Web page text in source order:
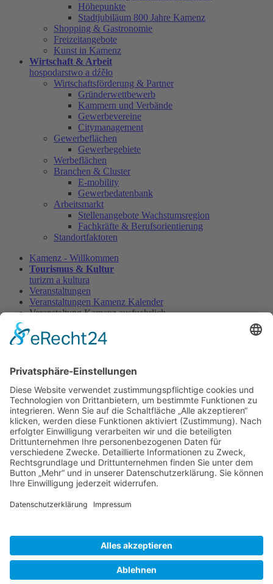
Höhepunkte
Stadtjubiläum 800 Jahre Kamenz
Shopping & Gastronomie
Freizeitangebote
Kunst in Kamenz
Wirtschaft & Arbeit
hospodarstwo a dźěło
Wirtschaftsförderung & Partner
Gründerwettbewerb
Kammern und Verbände
Gewerbevereine
Citymanagement
Gewerbeflächen
Gewerbegebiete
Werbeflächen
Branchen & Cluster
E-mobility
Gewerbedatenbank
Arbeitsmarkt
Stellenangebote Wachstumsregion
Fachkräfte & Berufsorientierung
Standortfaktoren
Kamenz - Willkommen
Tourismus & Kultur
turizm a kultura
Veranstaltungen
Veranstaltungen Kamenz Kalender
Veranstaltung Kamenz ausfuehrlich
Kamenzer Hutberg-Singen
14.06.2026, 10:00
Konzert mit der Bläsergruppe ev. Kirchgemeinde Kamenz,
Schulchor Grundschule Am Gickelsberg, Chor MonTakt Kamenz,
Chor der Lessingstadt Kamenz, Frauenchor Wiesa.
Zurück
»facebook.com/kamenz.news »facebook.com/rathaus.kamenz
»facebook.com/Kamenz.Tourismus
»instagramm.com/kamenz_tourismus
»Kontakt
»Elektronische Kommunikation